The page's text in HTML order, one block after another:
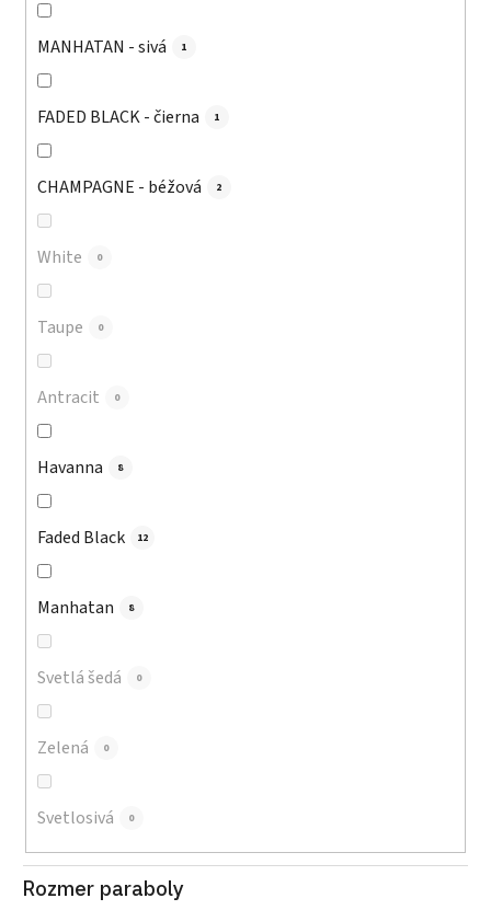
MANHATAN - sivá 1
FADED BLACK - čierna 1
CHAMPAGNE - béžová 2
White 0
Taupe 0
Antracit 0
Havanna 8
Faded Black 12
Manhatan 8
Svetlá šedá 0
Zelená 0
Svetlosivá 0
Rozmer paraboly